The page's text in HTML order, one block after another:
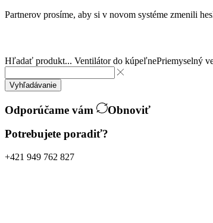
Partnerov prosíme, aby si v novom systéme zmenili
Hľadať produkt... Ventilátor do kúpeľnePriemyselný
Vyhľadávanie
Odporúčame vám
Obnoviť
Potrebujete poradiť?
+421 949 762 827